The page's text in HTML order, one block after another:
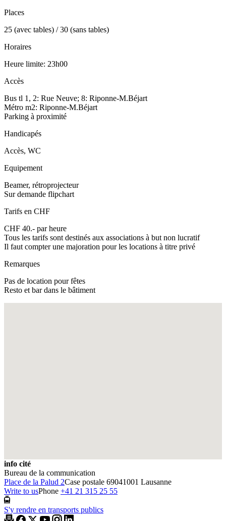
Places
25 (avec tables) / 30 (sans tables)
Horaires
Heure limite: 23h00
Accès
Bus tl 1, 2: Rue Neuve; 8: Riponne-M.Béjart
Métro m2: Riponne-M.Béjart
Parking à proximité
Handicapés
Accès, WC
Equipement
Beamer, rétroprojecteur
Sur demande flipchart
Tarifs en CHF
CHF 40.- par heure
Tous les tarifs sont destinés aux associations à but non lucratif
Il faut compter une majoration pour les locations à titre privé
Remarques
Pas de location pour fêtes
Resto et bar dans le bâtiment
info cité
Bureau de la communication
Place de la Palud 2Case postale 69041001 Lausanne
Write to usPhone +41 21 315 25 55
S'y rendre en transports publics